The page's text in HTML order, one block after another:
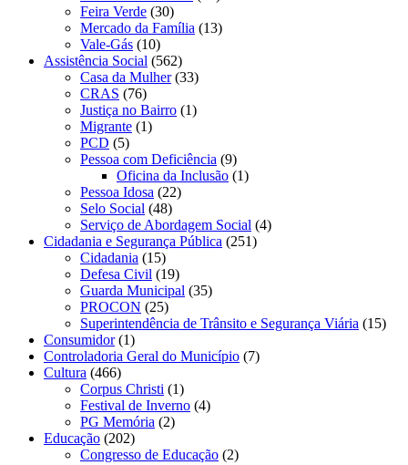
Feira Verde (30)
Mercado da Família (13)
Vale-Gás (10)
Assistência Social (562)
Casa da Mulher(33)
CRAS (76)
Justiça no Bairro (1)
Migrante (1)
PCD (5)
Pessoa com Deficiência (9)
Oficina da Inclusão (1)
Pessoa Idosa (22)
Selo Social (48)
Serviço de Abordagem Social (4)
Cidadania e Segurança Pública (251)
Cidadania (15)
Defesa Civil (19)
Guarda Municipal (35)
PROCON (25)
Superintendência de Trânsito e Segurança Viária (15)
Consumidor(1)
Controladoria Geral do Município (7)
Cultura (466)
Corpus Christi (1)
Festival de Inverno (4)
PG Memória (2)
Educação (202)
Congresso de Educação (2)